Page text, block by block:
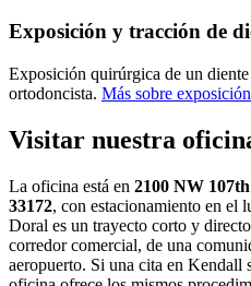
Exposición y tracción de
Exposición quirúrgica de un
ortodoncista. Más sobre
Visitar nuestra
La oficina está en 2100 NW
33172, con estacionamiento en el
Doral es un trayecto corto y
corredor comercial, de una
aeropuerto. Si una cita en Kendall